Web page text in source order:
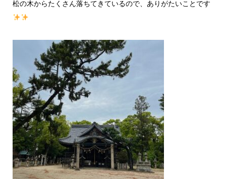
松の木からたくさん落ちてきているので、ありがたいことです